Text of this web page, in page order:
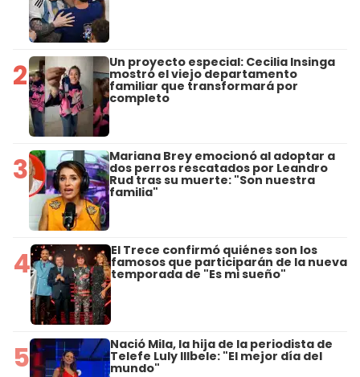
2 Un proyecto especial: Cecilia Insinga
mostró el viejo departamento
familiar que transformará por
completo
3 Mariana Brey emocionó al adoptar a
dos perros rescatados por Leandro
Rud tras su muerte: "Son nuestra
familia"
4 El Trece confirmó quiénes son los
famosos que participarán de la nueva
temporada de "Es mi sueño"
5 Nació Mila, la hija de la periodista de
Telefe Luly Illbele: "El mejor día del
mundo"